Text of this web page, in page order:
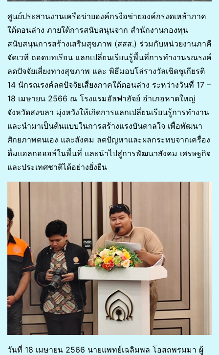
ศูนย์ประสานงานเครือข่ายองค์กรงือข่ายองค์กรงดเหล้าภาค
ใต้ตอนล่าง ภายใต้การสนับสนุนจาก สำนักงานกองทุน
สนับสนุนการสร้างเสริมสุขภาพ (สสส.) ร่วมกับหน่วยงานภาคี
จัดเวที ถอดบทเรียน แลกเปลี่ยนเรียนรู้พื้นที่การทำงานรณรงค์
ลดปัจจัยเสี่ยงทางสุขภาพ และ พิธีมอบโล่รางวัลเชิดชูเกียรติ
14 นักรณรงค์ลดปัจจัยเสี่ยงภาคใต้ตอนล่าง ระหว่างวันที่ 17 –
18 เมษายน 2566 ณ โรงแรมอัลฟาฮัจย์ อำเภอหาดใหญ่
จังหวัดสงขลา มุ่งหวังให้เกิดการแลกเปลี่ยนเรียนรู้การทำงาน
และนำมาเป็นต้นแบบในการสร้างแรงบันดาลใจ เพื่อพัฒนา
ศักยภาพตนเอง และสังคม ลดปัญหาและผลกระทบจากเครื่อง
ดื่มแอลกอฮอล์ในพื้นที่ และนำไปสู่การพัฒนาสังคม เศรษฐกิจ
และประเทศชาติได้อย่างยั่งยืน
วันที่ 18 เมษายน 2566 นายแพทย์เฉลิมพล โอสถพรมมา ผู้